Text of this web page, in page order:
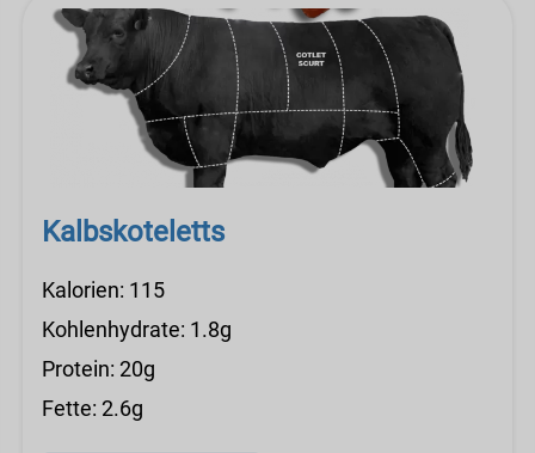
Kalbskoteletts
Kalorien: 115
Kohlenhydrate: 1.8g
Protein: 20g
Fette: 2.6g